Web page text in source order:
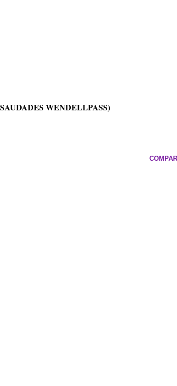
WENDELLPASS)